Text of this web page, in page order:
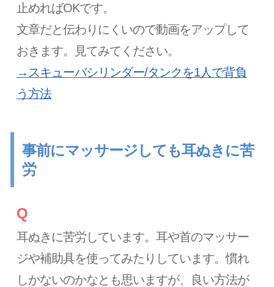
止めればOKです。
文章だと伝わりにくいので動画をアップして
おきます。見てみてください。
→スキューバシリンダー/タンクを1人で背負
う方法
事前にマッサージしても耳ぬきに苦
労
Q
耳ぬきに苦労しています。耳や首のマッサー
ジや補助具を使ってみたりしています。慣れ
しかないのかなとも思いますが、良い方法が